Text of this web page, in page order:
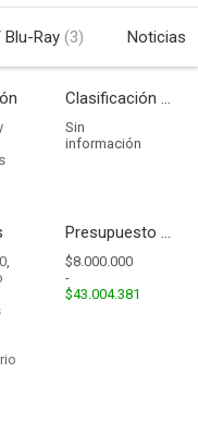
Blu-Ray (3) Noticias
Clasificación por edades
Sin
información
,
Presupuesto - Ingresos
$8.000.000
-
$43.004.381